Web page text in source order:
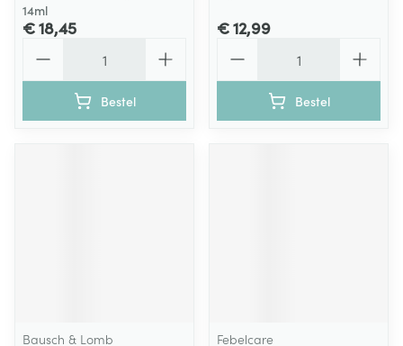
14ml
€ 18,45
Bestel
€ 12,99
Bestel
Bausch & Lomb
Febelcare